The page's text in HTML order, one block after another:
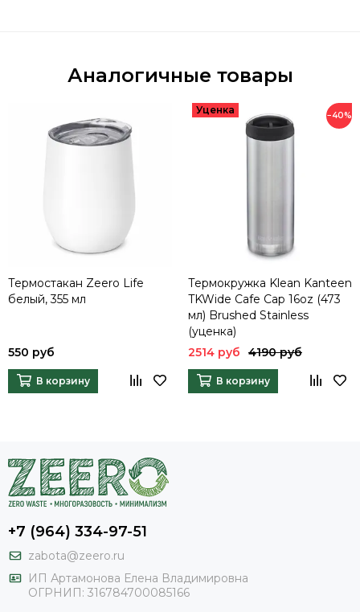
Аналогичные товары
Термостакан Zeero Life
белый, 355 мл
550 руб
В корзину
−40%
Термокружка Klean Kanteen
TKWide Cafe Cap 16oz (473
мл) Brushed Stainless
(уценка)
2514 руб
4190 руб
В корзину
+7 (964) 334-97-51
zabota@zeero.ru
И П Артамонова Елена Владимировна
ОГРНИП: 316784700085166